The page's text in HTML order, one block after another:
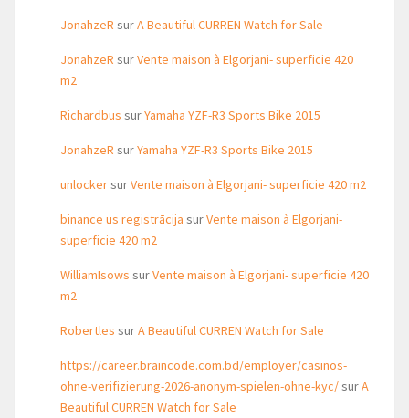
JonahzeR surA Beautiful CURREN Watch for Sale
JonahzeR surVente maison à Elgorjani- superficie 420
m2
Richardbus surYamaha YZF-R3 Sports Bike 2015
JonahzeR surYamaha YZF-R3 Sports Bike 2015
unlockersurVente maison à Elgorjani- superficie 420 m2
binance us registrācija surVente maison à Elgorjani-
superficie 420 m2
WilliamIsows surVente maison à Elgorjani- superficie 420
m2
Robertles surA Beautiful CURREN Watch for Sale
https://career.braincode.com.bd/employer/casinos-
ohne-verifizierung-2026-anonym-spielen-ohne-kyc/surA
Beautiful CURREN Watch for Sale